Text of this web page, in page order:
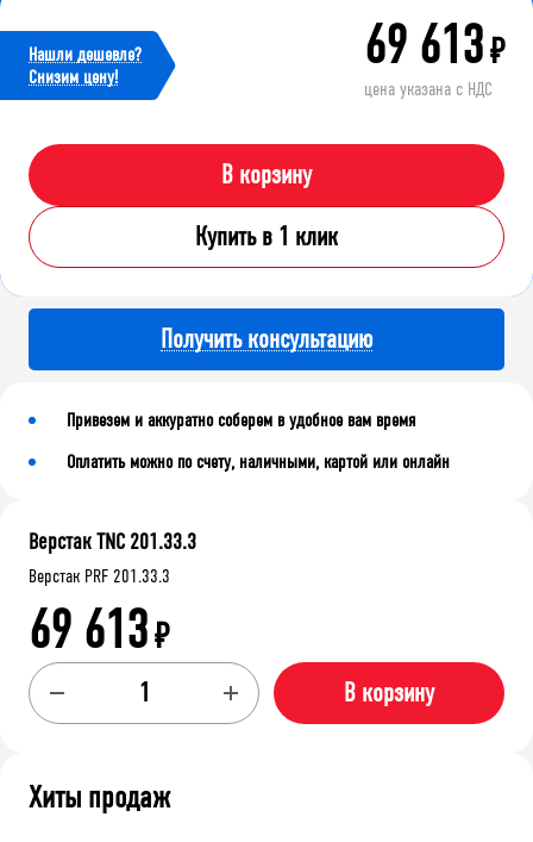
Нашли дешевле?
Cнизим цену!
69 613₽
цена указана с НДС
В корзину
Купить в 1 клик
Получить консультацию
Привезем и аккуратно соберем в удобное вам время
Оплатить можно по счету, наличными, картой или онлайн
Верстак TNC 201.33.3
Верстак PRF 201.33.3
69 613₽
В корзину
Хиты продаж